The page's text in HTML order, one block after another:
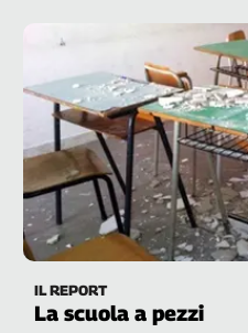
Fp
Slc
Spi
Inca
Caaf
Speciali
G8
IL REPORT
La scuola a pezzi